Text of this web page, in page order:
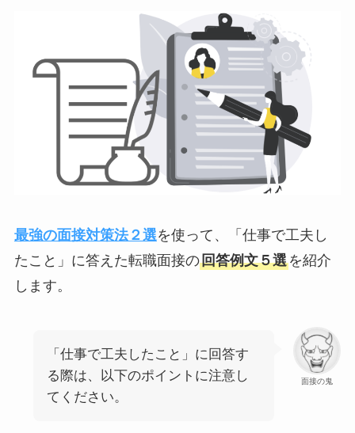
最強の面接対策法２選を使って、「仕事で工夫し
たこと」に答えた転職面接の回答例文５選を紹介
します。
面接の鬼
「仕事で工夫したこと」に回答す
る際は、以下のポイントに注意し
てください。